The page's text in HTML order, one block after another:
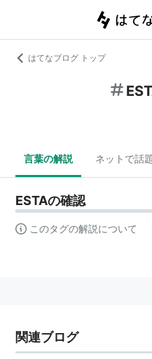
はてなブログ トップ
言葉の解説 ネットで話題
ESTAの確認
このタグの解説について
関連ブログ